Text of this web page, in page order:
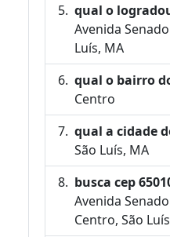
qual o
Avenida
Luís, MA
qual o bairro
Centro
qual a cidade
São Luís, MA
busca cep
Avenida
Centro, São